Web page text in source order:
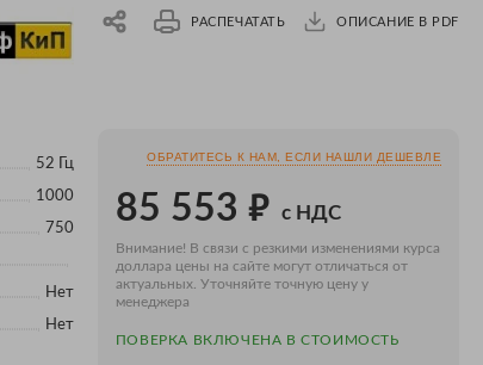
РАСПЕЧАТАТЬ ОПИСАНИЕ В PDF
52 Гц
1000
750
Нет
Нет
ОБРАТИТЕСЬ К НАМ, ЕСЛИ НАШЛИ ДЕШЕВЛЕ
85 553 ₽ с НДС
Внимание! В связи с резкими изменениями курса
доллара цены на сайте могут отличаться от
актуальных. Уточняйте точную цену у
менеджера
ПОВЕРКA ВКЛЮЧЕНА В СТОИМОСТЬ